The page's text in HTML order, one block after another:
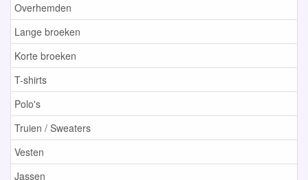
Overhemden
Lange broeken
Korte broeken
T-shirts
Polo's
Truien / Sweaters
Vesten
Jassen